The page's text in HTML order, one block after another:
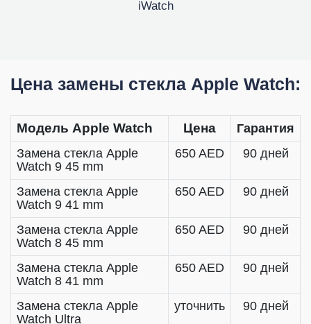
iWatch
Цена замены стекла Apple Watch:
Модель Apple Watch Цена
Гарантия
Замена стекла Apple
Watch 9 45 mm
650 AED 90 дней
Замена стекла Apple
Watch 9 41 mm
650 AED 90 дней
Замена стекла Apple
Watch 8 45 mm
650 AED 90 дней
Замена стекла Apple
Watch 8 41 mm
650 AED 90 дней
Замена стекла Apple
Watch Ultra
уточнить 90 дней